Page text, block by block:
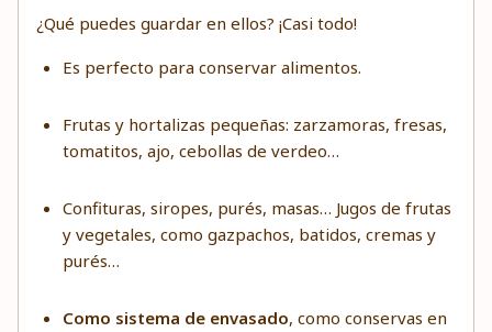
¿Qué puedes guardar en ellos? ¡Casi todo!
Es perfecto para conservar alimentos.
Frutas y hortalizas pequeñas: zarzamoras, fresas,
tomatitos, ajo, cebollas de verdeo…
Confituras, siropes, purés, masas… Jugos de frutas
y vegetales, como gazpachos, batidos, cremas y
purés…
Como sistema de envasado, como conservas en